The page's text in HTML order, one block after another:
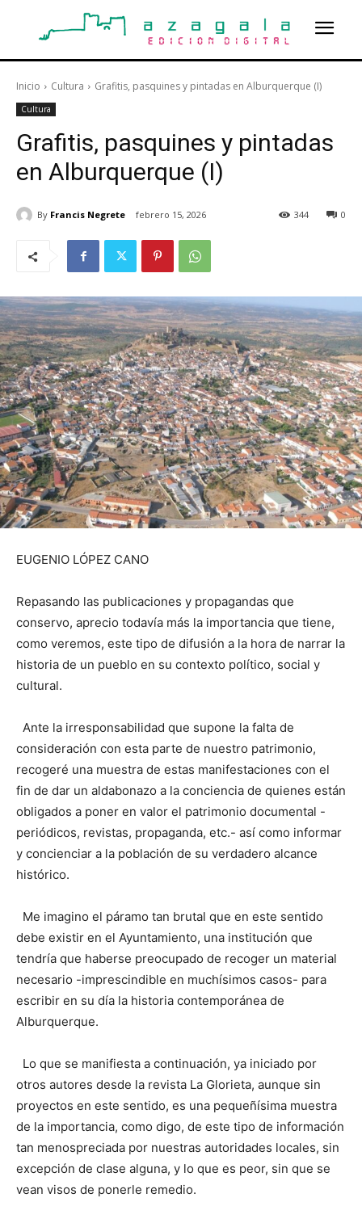
Inicio Cultura Grafitis, pasquines y pintadas en Alburquerque (I)
Cultura
Grafitis, pasquines y pintadas
en Alburquerque (I)
By Francis Negrete febrero 15, 2026 0
344
EUGENIO LÓPEZ CANO
Repasando las publicaciones y propagandas que
conservo, aprecio todavía más la importancia que tiene,
como veremos, este tipo de difusión a la hora de narrar la
historia de un pueblo en su contexto político, social y
cultural.
Ante la irresponsabilidad que supone la falta de
consideración con esta parte de nuestro patrimonio,
recogeré una muestra de estas manifestaciones con el
fin de dar un aldabonazo a la conciencia de quienes están
obligados a poner en valor el patrimonio documental -
periódicos, revistas, propaganda, etc.- así como informar
y concienciar a la población de su verdadero alcance
histórico.
Me imagino el páramo tan brutal que en este sentido
debe existir en el Ayuntamiento, una institución que
tendría que haberse preocupado de recoger un material
necesario -imprescindible en muchísimos casos- para
escribir en su día la historia contemporánea de
Alburquerque.
Lo que se manifiesta a continuación, ya iniciado por
otros autores desde la revista La Glorieta, aunque sin
proyectos en este sentido, es una pequeñísima muestra
de la importancia, como digo, de este tipo de información
tan menospreciada por nuestras autoridades locales, sin
excepción de clase alguna, y lo que es peor, sin que se
vean visos de ponerle remedio.